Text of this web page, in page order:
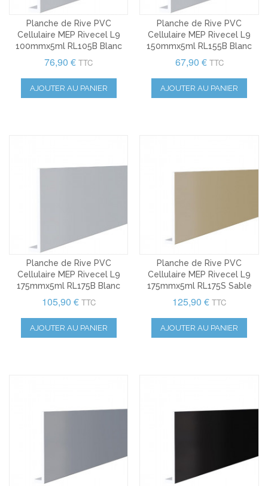
Planche de Rive PVC
Cellulaire MEP Rivecel L9
100mmx5ml RL105B Blanc
76,90 € TTC
AJOUTER AU PANIER
Planche de Rive PVC
Cellulaire MEP Rivecel L9
150mmx5ml RL155B Blanc
67,90 € TTC
AJOUTER AU PANIER
Planche de Rive PVC
Cellulaire MEP Rivecel L9
175mmx5ml RL175B Blanc
105,90 € TTC
AJOUTER AU PANIER
Planche de Rive PVC
Cellulaire MEP Rivecel L9
175mmx5ml RL175S Sable
125,90 € TTC
AJOUTER AU PANIER